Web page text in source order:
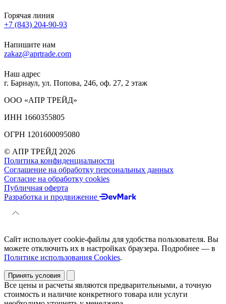
Горячая линия
+7 (843) 204-90-93
Напишите нам
zakaz@aprtrade.com
Наш адрес
г. Барнаул, ул. Попова, 246, оф. 27, 2 этаж
ООО «АПР ТРЕЙД»
ИНН 1660355805
ОГРН 1201600095080
© АПР ТРЕЙД 2026
Политика конфиденциальности
Соглашение на обработку персональных данных
Согласие на обработку cookies
Публичная оферта
Разработка и продвижение
Сайт использует cookie-файлы для удобства пользователя. Вы
можете отключить их в настройках браузера. Подробнее — в
Политике использования Cookies.
Принять условия
Все цены и расчеты являются предварительными, а точную
стоимость и наличие конкретного товара или услуги